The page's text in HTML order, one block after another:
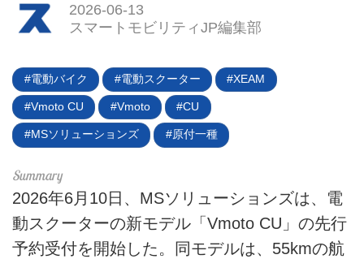
電動バイク
ライフスタイル
テクノロジー
運営会社
利用規約
2026-06-13
スマートモビリティJP編集部
電動バイク 電動スクーター XEAM
Vmoto CU Vmoto CU
MSソリューションズ 原付一種
2026年6月10日、MSソリューションズは、電
動スクーターの新モデル「Vmoto CU」の先行
予約受付を開始した。同モデルは、55kmの航